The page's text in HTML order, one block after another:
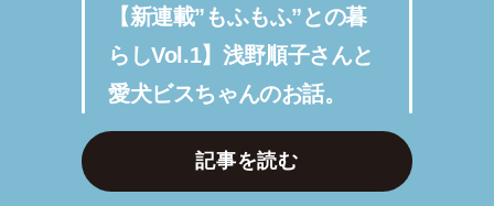
【新連載”もふもふ”との暮
らしVol.1】浅野順子さんと
愛犬ビスちゃんのお話。
記事を読む